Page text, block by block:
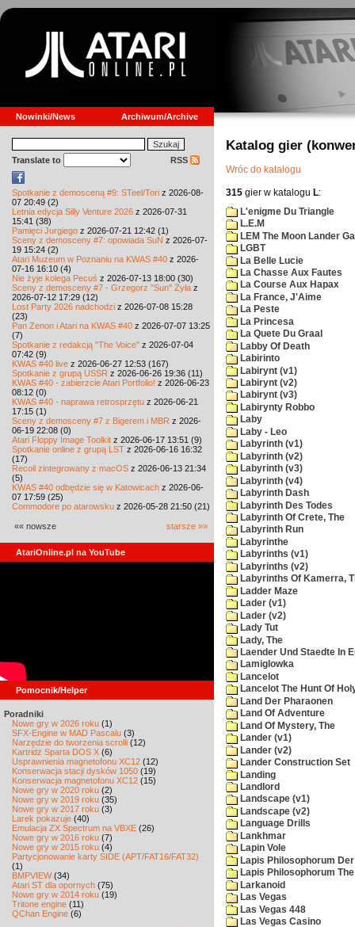
Nowinki/News Archiwum/Archive
Translate to RSS
Spotkanie z demosceną #9: STeel/Tori z 2026-08-
07 20:49 (2)
Letnia edycja Silly Venture 2026 z 2026-07-31
15:41 (38)
Pamięci Jurgiego z 2026-07-21 12:42 (1)
Sceny z demosceny #7: opowiada SuN z 2026-07-
19 15:24 (2)
Atari Muzeum w Poznaniu na KWAS #40 z 2026-
07-16 16:10 (4)
Nie żyje kolega Pecuś z 2026-07-13 18:00 (30)
Sceny z demosceny #7 - Grzegorz "Sun" Żyła z
2026-07-12 17:29 (12)
Lost Party 2026 nadchodzi z 2026-07-08 15:28
(23)
Pan Zenon i Atari na KWAS #40 z 2026-07-07 13:25
(7)
Spotkanie z redakcją "The Voice" z 2026-07-04
07:42 (9)
KWAS #40 live z 2026-06-27 12:53 (167)
Spotkanie z grupą USSR z 2026-06-26 19:36 (11)
KWAS #40 - zabierzcie Atari Portfolio! z 2026-06-23
08:12 (0)
KWAS #40 - naprawa retrosprzętu z 2026-06-21
17:15 (1)
Sceny z demosceny #7 z Bigerem i MBR z 2026-
06-19 22:08 (0)
Atari Floppy Image Toolkit z 2026-06-17 13:51 (9)
Spotkanie online z grupą LST z 2026-06-16 16:32
(17)
Recoil zintegrowany z macOS z 2026-06-13 21:34
(5)
KWAS #40 odbędzie się w Katowicach z 2026-06-
07 17:59 (25)
Commodore po atarowsku z 2026-05-28 21:50 (21)
«« nowsze starsze »»
AtariOnline.pl na YouTube
Pomocnik/Helper
Poradniki
Nowe gry w 2026 roku (1)
SFX-Engine w MAD Pascalu (3)
Narzędzie do tworzenia scrolli (12)
Kartridż Sparta DOS X (6)
Usprawnienia magnetofonu XC12 (12)
Konserwacja stacji dysków 1050 (19)
Konserwacja magnetofonu XC12 (15)
Nowe gry w 2020 roku (2)
Nowe gry w 2019 roku (35)
Nowe gry w 2017 roku (3)
Larek pokazuje (40)
Emulacja ZX Spectrum na VBXE (26)
Nowe gry w 2016 roku (7)
Nowe gry w 2015 roku (4)
Partycjonowanie karty SIDE (APT/FAT16/FAT32)
(1)
BMPVIEW(34)
Atari ST dla opornych (75)
Nowe gry w 2014 roku (19)
Tritone engine (11)
QChan Engine (6)
Katalog gier
Wróc do katalogu
315 gier w katalogu L:
L'enigme Du Triangle
L.E.M
LEM The Moon Lander
LGBT
La Belle Lucie
La Chasse Aux Fautes
La Course Aux Hapax
La France, J'Aime
La Peste
La Princesa
La Quete Du Graal
Labby Of Death
Labirinto
Labirynt (v1)
Labirynt (v2)
Labirynt (v3)
Labirynty Robbo
Laby
Laby - Leo
Labyrinth (v1)
Labyrinth (v2)
Labyrinth (v3)
Labyrinth (v4)
Labyrinth Dash
Labyrinth Des Todes
Labyrinth Of Crete, The
Labyrinth Run
Labyrinthe
Labyrinths (v1)
Labyrinths (v2)
Labyrinths Of Kamerra,
Ladder Maze
Lader (v1)
Lader (v2)
Lady Tut
Lady, The
Laender Und Staedte In
Lamiglowka
Lancelot
Lancelot The Hunt Of
Land Der Pharaonen
Land Of Adventure
Land Of Mystery, The
Lander (v1)
Lander (v2)
Lander Construction Set
Landing
Landlord
Landscape (v1)
Landscape (v2)
Language Drills
Lankhmar
Lapin Vole
Lapis Philosophorum
Lapis Philosophorum
Larkanoid
Las Vegas
Las Vegas 448
Las Vegas Casino